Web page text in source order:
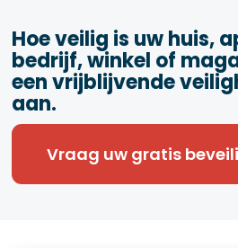
Hoe veilig is uw huis,
bedrijf, winkel of
een vrijblijvende
aan.
Vraag uw gratis